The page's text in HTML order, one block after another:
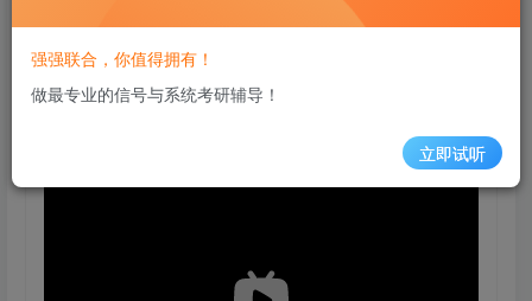
一、梦马班试听课程（若无法加载，
里跳转b站观看 ）
③：【试听】
强强联合，你值得拥有！
做最专业的信号与系统考研辅导！
立即试听